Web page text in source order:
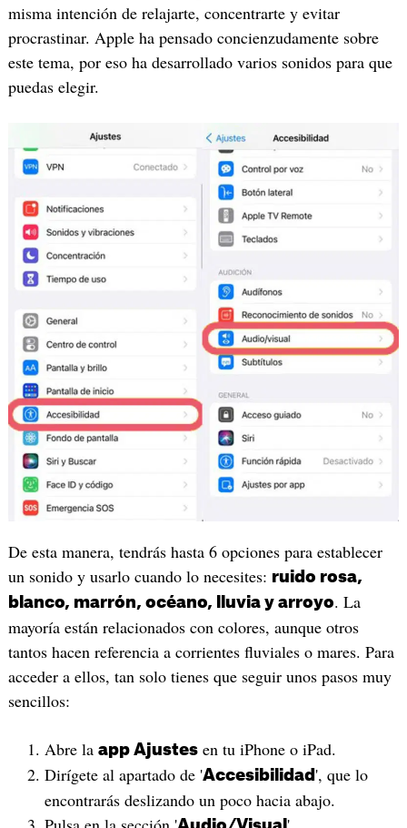
misma intención de relajarte, concentrarte y evitar
procrastinar. Apple ha pensado concienzudamente sobre
este tema, por eso ha desarrollado varios sonidos para que
puedas elegir.
De esta manera, tendrás hasta 6 opciones para establecer
un sonido y usarlo cuando lo necesites: ruido rosa,
blanco, marrón, océano, lluvia y arroyo. La
mayoría están relacionados con colores, aunque otros
tantos hacen referencia a corrientes fluviales o mares. Para
acceder a ellos, tan solo tienes que seguir unos pasos muy
sencillos:
Abre la app Ajustesen tu iPhone o iPad.
Dirígete al apartado de 'Accesibilidad ', que lo
encontrarás deslizando un poco hacia abajo.